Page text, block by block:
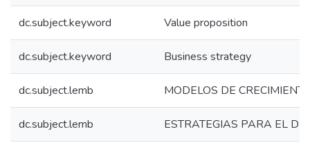
dc.subject.keyword Value proposition
dc.subject.keyword Business strategy
dc.subject.lemb MODELOS DE
dc.subject.lemb ESTRATEGIAS PARA EL